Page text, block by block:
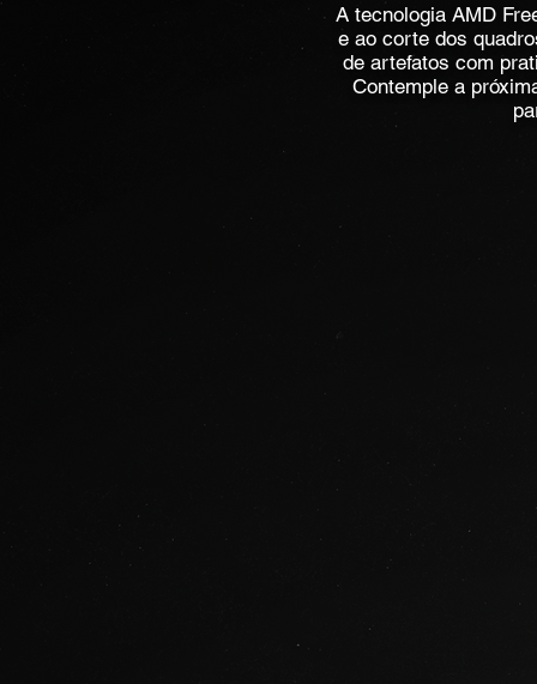
A tecnologia AMD
e ao corte dos
de artefatos com
Contemple a